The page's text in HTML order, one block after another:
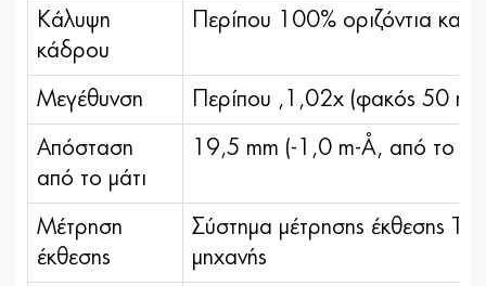
Κάλυψη
κάδρου
Περίπου 100% οριζόντια
Μεγέθυνση Περίπου ,1,02x (φακός 50
Απόσταση
από το μάτι
19,5 mm (-1,0 m-¹, από το
Μέτρηση
έκθεσης
Σύστημα μέτρησης έκθεσης
μηχανής